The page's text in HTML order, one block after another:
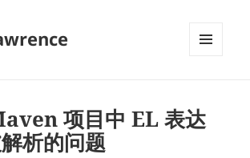
项目中 EL 表达
析的问题